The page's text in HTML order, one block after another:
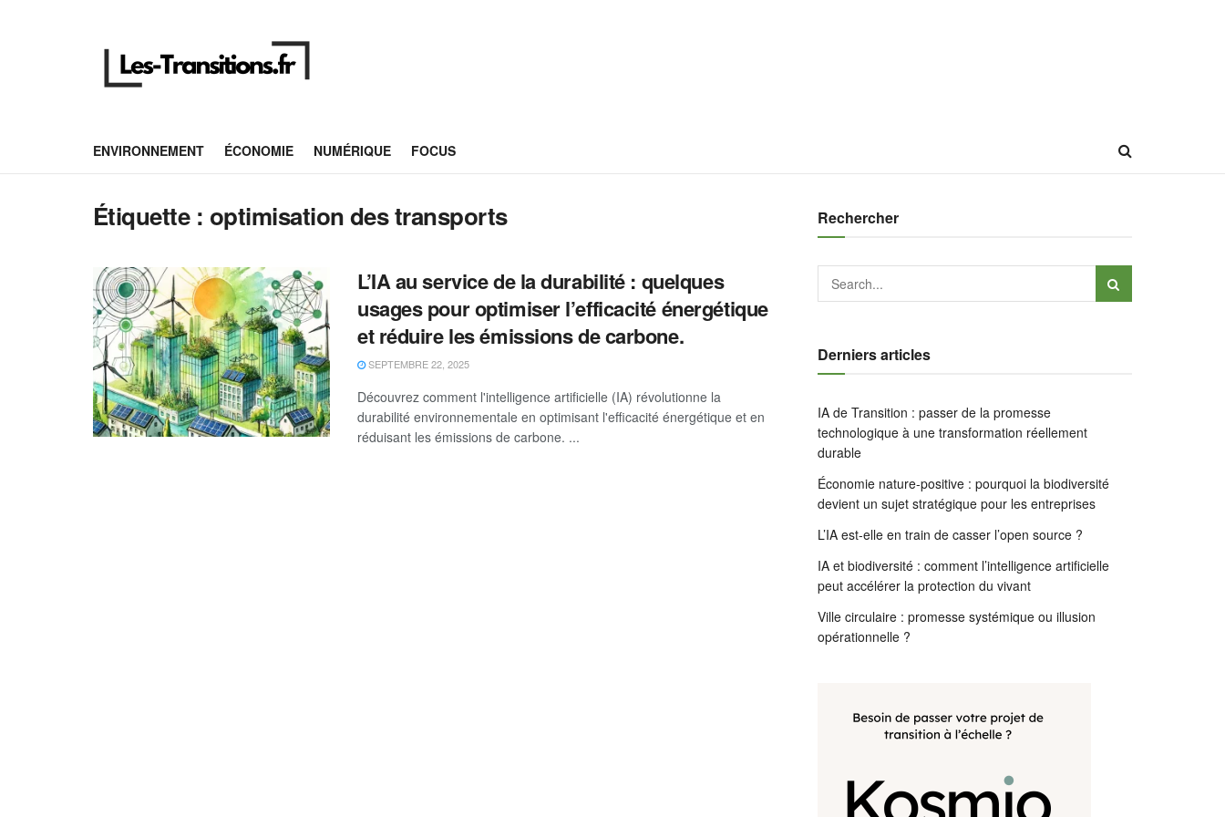
ENVIRONNEMENT ÉCONOMIE NUMÉRIQUE FOCUS
Étiquette : optimisation des transports
L’IA au service de la durabilité : quelques
usages pour optimiser l’efficacité énergétique
et réduire les émissions de carbone.
SEPTEMBRE 22, 2025
Découvrez comment l'intelligence artificielle (IA) révolutionne la
durabilité environnementale en optimisant l'efficacité énergétique et en
réduisant les émissions de carbone. ...
Rechercher
Derniers articles
IA de Transition : passer de la promesse
technologique à une transformation réellement
durable
Économie nature-positive : pourquoi la biodiversité
devient un sujet stratégique pour les entreprises
L’IA est-elle en train de casser l’open source ?
IA et biodiversité : comment l’intelligence artificielle
peut accélérer la protection du vivant
Ville circulaire : promesse systémique ou illusion
opérationnelle ?